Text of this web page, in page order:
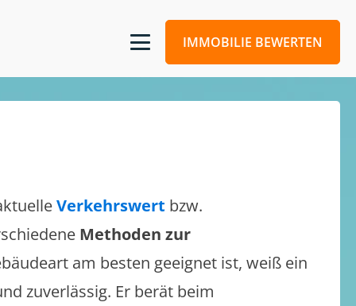
IMMOBILIE BEWERTEN
Verkehrswert bzw.
Methoden zur
am besten geeignet ist, weiß ein
zuverlässig. Er berät beim